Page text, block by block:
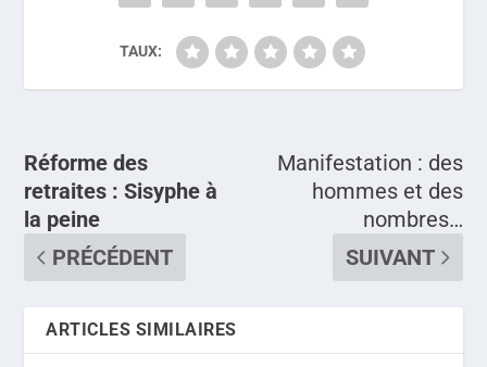
TAUX:
Réforme des
retraites : Sisyphe à
la peine
PRÉCÉDENT
Manifestation : des
hommes et des
nombres…
SUIVANT
ARTICLES SIMILAIRES